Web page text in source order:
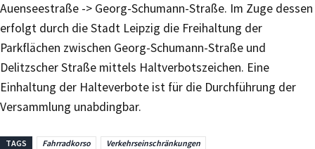
Auenseestraße -> Georg-Schumann-Straße. Im Zuge dessen
erfolgt durch die Stadt Leipzig die Freihaltung der
Parkflächen zwischen Georg-Schumann-Straße und
Delitzscher Straße mittels Haltverbotszeichen. Eine
Einhaltung der Halteverbote ist für die Durchführung der
Versammlung unabdingbar.
TAGS Fahrradkorso Verkehrseinschränkungen